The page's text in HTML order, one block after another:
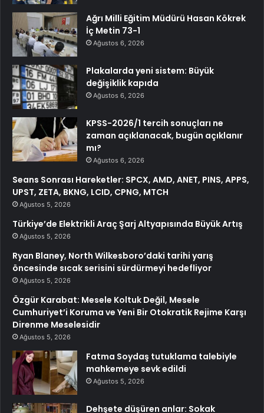
Ağrı Milli Eğitim Müdürü Hasan Kökrek
İç Metin 73-1
Ağustos 6, 2026
Plakalarda yeni sistem: Büyük
değişiklik kapıda
Ağustos 6, 2026
KPSS-2026/1 tercih sonuçları ne
zaman açıklanacak, bugün açıklanır
mı?
Ağustos 6, 2026
Seans Sonrası Hareketler: SPCX, AMD, ANET, PINS, APPS,
UPST, ZETA, BKNG, LCID, CPNG, MTCH
Ağustos 5, 2026
Türkiye’de Elektrikli Araç Şarj Altyapısında Büyük Artış
Ağustos 5, 2026
Ryan Blaney, North Wilkesboro’daki tarihi yarış
öncesinde sıcak serisini sürdürmeyi hedefliyor
Ağustos 5, 2026
Özgür Karabat: Mesele Koltuk Değil, Mesele
Cumhuriyet’i Koruma ve Yeni Bir Otokratik Rejime Karşı
Direnme Meselesidir
Ağustos 5, 2026
Fatma Soydaş tutuklama talebiyle
mahkemeye sevk edildi
Ağustos 5, 2026
Dehşete düşüren anlar: Sokak